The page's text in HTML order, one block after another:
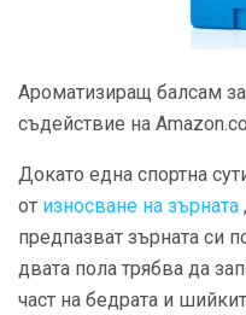
Ароматизиращ балсам
съдействие на
Докато една спортна
от износване на зърната
предпазват зърната си
двата пола трябва да
част на бедрата и